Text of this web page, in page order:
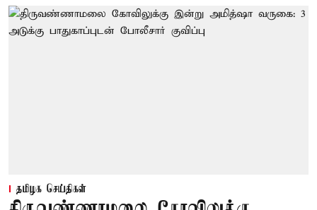
தமிழக செய்திகள்